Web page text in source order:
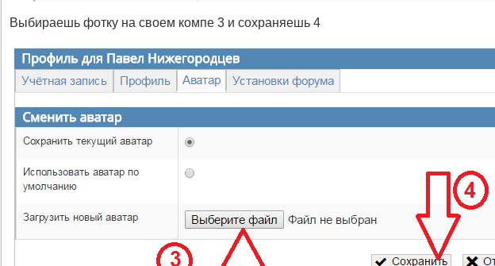
Выбираешь фотку на своем компе 3 и сохраняешь 4